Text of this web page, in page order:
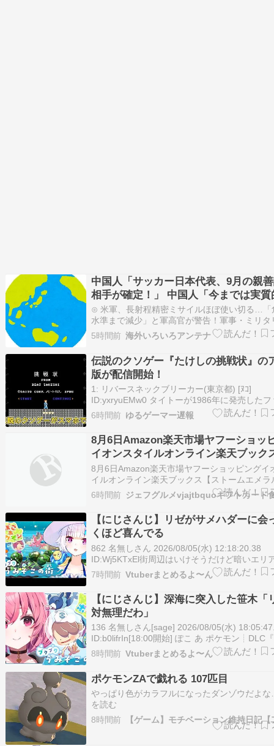
中国人「サッカー日本代表、9月の親
相手が確定！」 中国人「今までは実質
て引き分け」「野球のリベンジ戦」
⊙ 米軍、長射程精密ミサイルほぼ使い切る…「
水準まで減少」と軍高官が警告！軍事・ミリタ
☆彡⊙ 38歳女「1度目は男性の体調を心配し
行くあてがなくなり…」36歳男性にストーカ
中国人「爆発的に美しい日本の女優」 中国人
顔はまさに芸術品」「絶…
5時間前 海外いろいろアンテナ
伝説のクソゲー『たけしの挑戦状』の
版が配信開始！
1: リバースネックブリーカー(東京都) [ﾇｺ]
ID:yxryuEMw0 タイトーが1986年に発売したフ
ーコンピューター向けゲームソフト「たけしの
が約30年の時を経て帰ってきた。 ポケモン
ツーなど“伝説のポケモン”の登場で賑わうなか
クソゲー…
6時間前 ゆるゲーマー遅報
8月6日Amazon楽天市場ヤフーショッ
イオンスタイルオンライン楽天ブック
トームエメラルダ】買えない売ってな
ビニ各社の再販・再入荷情報まとめ｜
果を徹底解説｜ポケカ - Pokelog｜ポ
ニキスゼロ ニンジャスピナー アビス
トームエメラルダ
8月6日Amazon楽天市場ヤフーショッピングイ
イルオンライン楽天ブックス【ストームエメラ
えない売ってないコンビニ各社の再販・再入荷
め｜調査結果を徹底解説｜ポケカ - Pokelog｜
ポケモン ポケモンカード MEGAドリーム ムニ
ニ…
6時間前
【にじさんじ】リゼがサメハダーに会
くほど喜んでる
862 名無しさん 2026/08/05(水) 12:18:20.38
ID:Wj5KTxEl街周辺はいけそうだけど暗いエリ
そう あとサメハダーリゼ・ヘルエスタ????
@Lize_Helesta (2026/08/05 12:13:18)本日20
「ぽこ あ ポケモ…
7時間前 Vtuberまとめるよ〜ん
【にじさんじ】深海に突入した笹木「
対無理だわ」
136 名無しさん[sage] 2026/08/05(水)
ID:b0lifrIn[18:00開始] ぽこ あ ポケモン┊︎DLC
クうみぞこの街』いくやよ〜！ - 笹木咲 /
Sakuhttps://youtu.be/1VyeWk00…
8時間前 Vtuberまとめるよ〜ん
ポケモンZAで戯れる 107匹目
やっぱり色がカラフルになったダンゾウだよ
を読む
8時間前
【ゲーム】モチベーション維持日記【